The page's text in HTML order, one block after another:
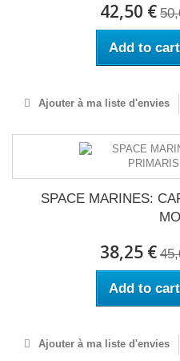
42,50 €
Add to cart
Ajouter à ma liste d'envies
SPACE MARINES:
38,25 €
Add to cart
Ajouter à ma liste d'envies